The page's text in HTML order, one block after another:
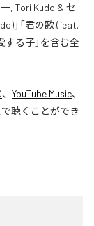
, Tori Kudo & セ
」「君の歌 (feat.
する子」を含む全
、 YouTube Music、
聴くことができ